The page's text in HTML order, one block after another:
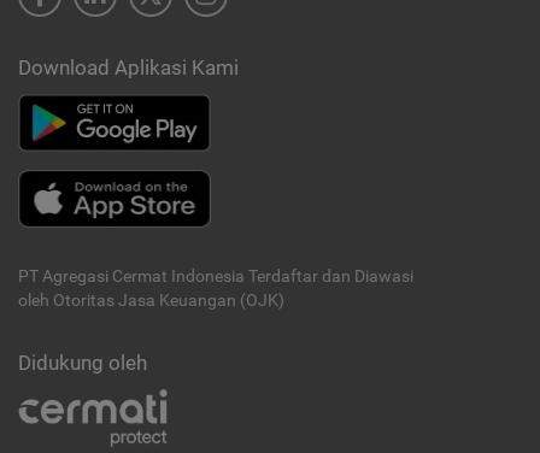
Download Aplikasi Kami
PT Agregasi Cermat Indonesia Terdaftar dan Diawasi
oleh Otoritas Jasa Keuangan (OJK)
Didukung oleh